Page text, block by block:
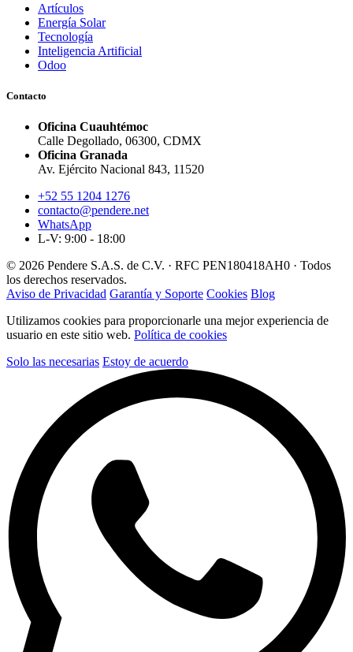
Artículos
Energía Solar
Tecnología
Inteligencia Artificial
Odoo
Contacto
Oficina Cuauhtémoc
Calle Degollado, 06300, CDMX
Oficina Granada
Av. Ejército Nacional 843, 11520
+52 55 1204 1276
contacto@pendere.net
WhatsApp
L-V: 9:00 - 18:00
© 2026 Pendere S.A.S. de C.V. · RFC PEN180418AH0 · Todos
los derechos reservados.
Aviso de Privacidad Garantía y Soporte Cookies Blog
Utilizamos cookies para proporcionarle una mejor experiencia de
usuario en este sitio web. Política de cookies
Solo las necesarias Estoy de acuerdo